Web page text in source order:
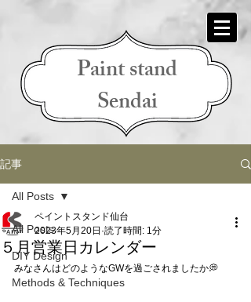
Paint stand
Sendai
記事
All Posts
DIY Design
Methods & Techniques
All Posts
５月営業日カレンダー
ペイントスタンド仙台
2023年5月20日 読了時間: 1分
みなさんはどのようなGWを過ごされましたか💭